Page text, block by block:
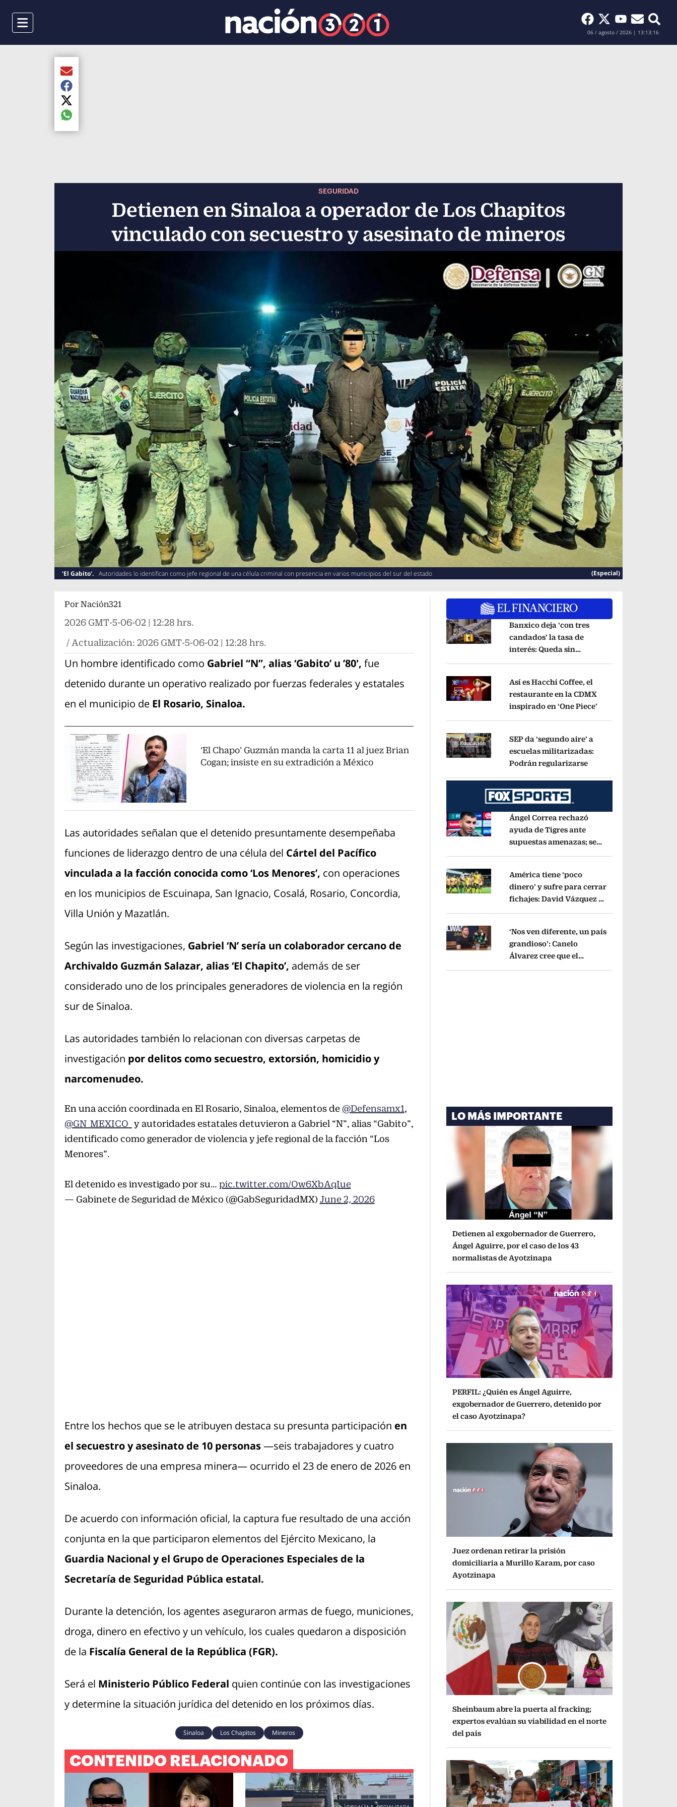
Menu Buscar
06 / agosto / 2026 | 13:13:18
SEGURIDAD
Detienen en Sinaloa a operador de Los Chapitos
vinculado con secuestro y asesinato de mineros
'El Gabito'. Autoridades lo identifican como jefe regional de una célula criminal con presencia en varios municipios del sur del estado (Especial)
Compartir el artículo actual mediante Email
Compartir el artículo actual mediante Facebook
Compartir el artículo actual mediante Twitter
Compartir el artículo actual mediante global.social-whatsapp
Por Nación321
2026 GMT-5-06-02 | 12:28 hrs.
/ Actualización: 2026 GMT-5-06-02 | 12:28 hrs.
Un hombre identificado como Gabriel “N”, alias ‘Gabito’ u ’80′, fue
detenido durante un operativo realizado por fuerzas federales y estatales
en el municipio de El Rosario, Sinaloa.
‘El Chapo’ Guzmán manda la carta 11 al juez Brian
Cogan; insiste en su extradición a México
Las autoridades señalan que el detenido presuntamente desempeñaba
funciones de liderazgo dentro de una célula del Cártel del Pacífico
vinculada a la facción conocida como ‘Los Menores’, con operaciones
en los municipios de Escuinapa, San Ignacio, Cosalá, Rosario, Concordia,
Villa Unión y Mazatlán.
Según las investigaciones, Gabriel ‘N’ sería un colaborador cercano de
Archivaldo Guzmán Salazar, alias ‘El Chapito’, además de ser
considerado uno de los principales generadores de violencia en la región
sur de Sinaloa.
Las autoridades también lo relacionan con diversas carpetas de
investigación por delitos como secuestro, extorsión, homicidio y
narcomenudeo.
En una acción coordinada en El Rosario, Sinaloa, elementos de@Defensamx1,
@GN_MEXICO_ y autoridades estatales detuvieron a Gabriel “N”, alias “Gabito”,
identificado como generador de violencia y jefe regional de la facción “Los
Menores”.
El detenido es investigado por su… pic.twitter.com/Ow6XbAqIue
— Gabinete de Seguridad de México (@GabSeguridadMX) June 2, 2026
Entre los hechos que se le atribuyen destaca su presunta participación en
el secuestro y asesinato de 10 personas—seis trabajadores y cuatro
proveedores de una empresa minera— ocurrido el 23 de enero de 2026 en
Sinaloa.
De acuerdo con información oficial, la captura fue resultado de una acción
conjunta en la que participaron elementos del Ejército Mexicano, la
Guardia Nacional y el Grupo de Operaciones Especiales de la
Secretaría de Seguridad Pública estatal.
Durante la detención, los agentes aseguraron armas de fuego, municiones,
droga, dinero en efectivo y un vehículo, los cuales quedaron a disposición
de la Fiscalía General de la República (FGR).
Será el Ministerio Público Federal quien continúe con las investigaciones
y determine la situación jurídica del detenido en los próximos días.
Sinaloa Los Chapitos Mineros
CONTENIDO RELACIONADO
Opens in new window
Banxico deja ‘con tres
candados’ la tasa de
interés: Queda sin
Opens in new window
Así es Hacchi Coffee, el
restaurante en la CDMX
inspirado en ‘One Piece’
Opens in new window
SEP da ‘segundo aire’ a
escuelas militarizadas:
Podrán regularizarseOpens in new window
Opens in new window
Ángel Correa rechazó
ayuda de Tigres ante
supuestas amenazas; se
Opens in new window
América tiene ‘poco
dinero’ y sufre para cerrar
fichajes: David Vázquez se
Opens in new window
‘Nos ven diferente, un país
grandioso’: Canelo
Álvarez cree que el
LO MÁS IMPORTANTE
Detienen al exgobernador de Guerrero,
Ángel Aguirre, por el caso de los 43
normalistas de Ayotzinapa
PERFIL: ¿Quién es Ángel Aguirre,
exgobernador de Guerrero, detenido por
el caso Ayotzinapa?
Juez ordenan retirar la prisión
domiciliaria a Murillo Karam, por caso
Ayotzinapa
Sheinbaum abre la puerta al fracking;
expertos evalúan su viabilidad en el norte
del país